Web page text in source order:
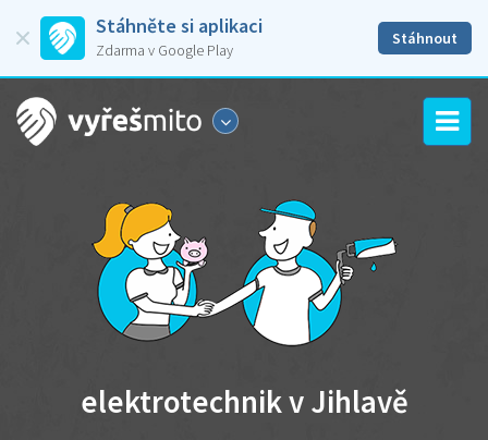
Stáhněte si aplikaci
Zdarma v Google Play
Stáhnout
elektrotechnik v Jihlavě